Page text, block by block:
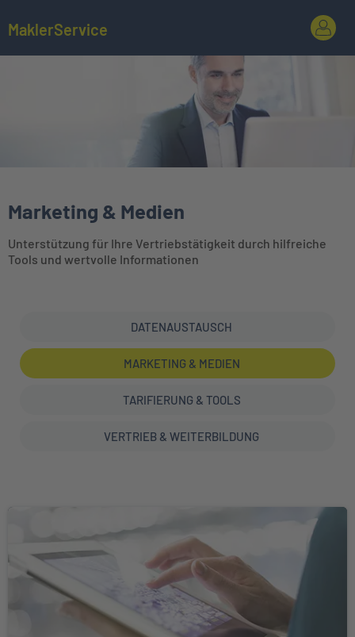
MaklerService
Marketing & Medien
Unterstützung für Ihre Vertriebstätigkeit durch hilfreiche
Tools und wertvolle Informationen
DATENAUSTAUSCH
MARKETING & MEDIEN
TARIFIERUNG & TOOLS
VERTRIEB & WEITERBILDUNG